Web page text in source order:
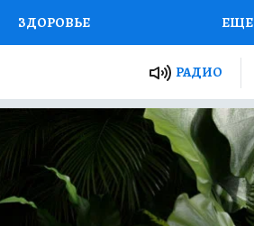
ЗДОРОВЬЕ
Я ЗНАЮ СЕМЬЯ
СЕРИАЛЫ
ВСЕ О КП РАДИО КП
ЕЩЕ
РАДИО